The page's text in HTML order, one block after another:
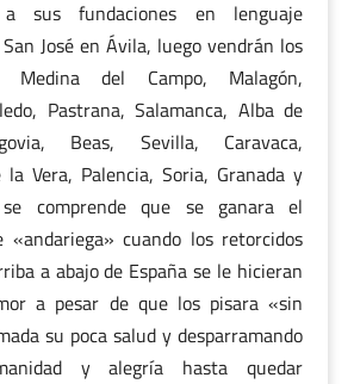
sus fundaciones en lenguaje
José en Ávila, luego vendrán los
Medina del Campo, Malagón,
Pastrana, Salamanca, Alba de
Beas, Sevilla, Caravaca,
Vera, Palencia, Soria, Granada y
comprende que se ganara el
«andariega» cuando los retorcidos
a abajo de España se le hicieran
a pesar de que los pisara «sin
su poca salud y desparramando
y alegría hasta quedar